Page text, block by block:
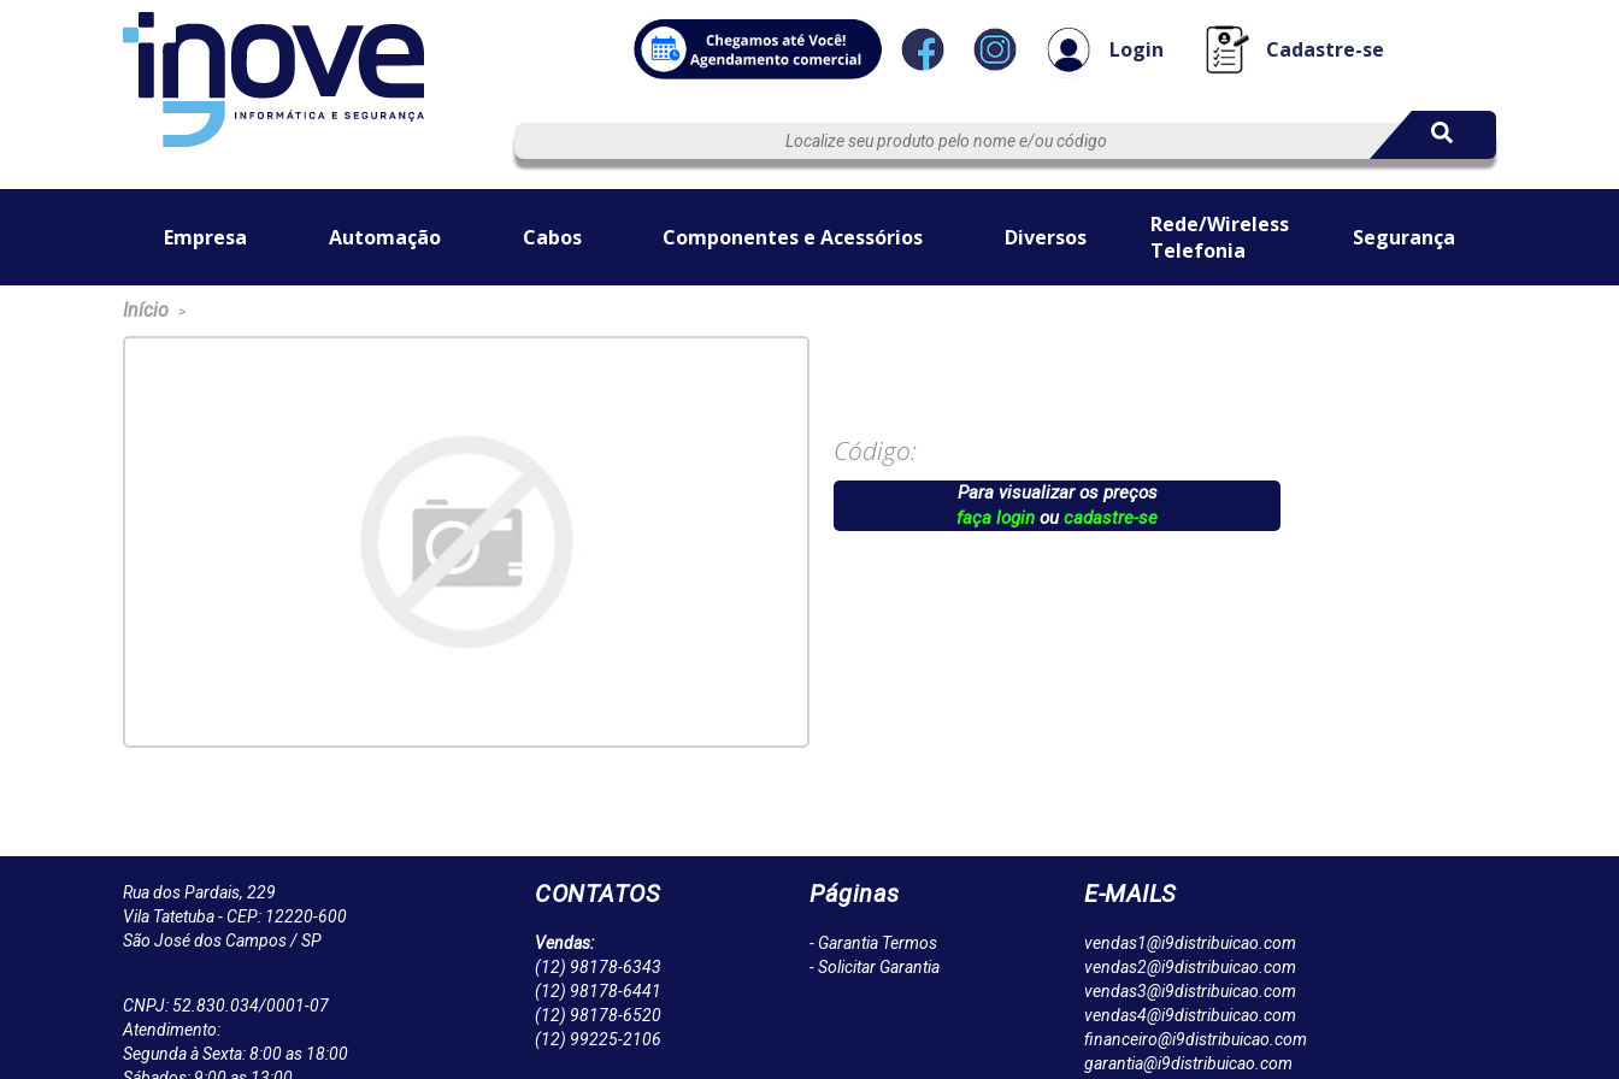
Login Cadastre-se
Empresa Automação Cabos Componentes e Acessórios Diversos
Rede/Wireless
Telefonia
Segurança
Início >
Código:
Para visualizar os preços
faça login oucadastre-se
Rua dos Pardais, 229
Vila Tatetuba - CEP: 12220-600
São José dos Campos / SP
CNPJ: 52.830.034/0001-07
Atendimento:
Segunda à Sexta: 8:00 as 18:00
CONTATOS
Vendas:
(12) 98178-6343
(12) 98178-6441
(12) 98178-6520
(12) 99225-2106
Páginas
- Garantia Termos
- Solicitar Garantia
E-MAILS
vendas1@i9distribuicao.com
vendas2@i9distribuicao.com
vendas3@i9distribuicao.com
vendas4@i9distribuicao.com
financeiro@i9distribuicao.com
garantia@i9distribuicao.com